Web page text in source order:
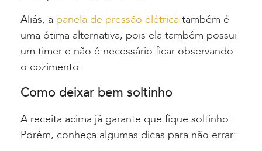
Aliás, a panela de pressão elétrica também é
uma ótima alternativa, pois ela também possui
um timer e não é necessário ficar observando
o cozimento.
Como deixar bem soltinho
A receita acima já garante que fique soltinho.
Porém, conheça algumas dicas para não errar: